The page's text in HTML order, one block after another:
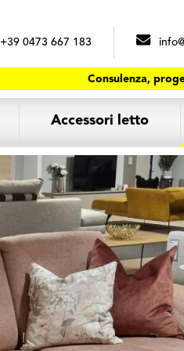
+39 0473 667 183
Consulenza,
Accessori letto